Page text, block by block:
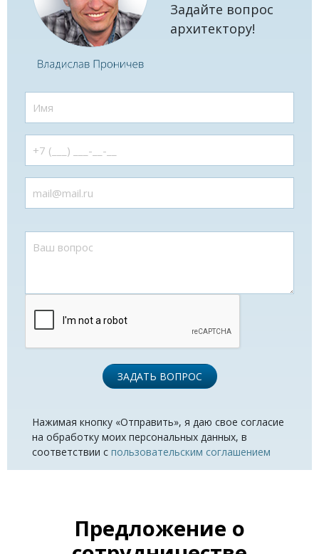
Задайте вопрос
архитектору!
ЗАДАТЬ ВОПРОС
Нажимая кнопку «Отправить», я даю свое согласие
на обработку моих персональных данных, в
соответствии с пользовательским соглашением
Предложение о